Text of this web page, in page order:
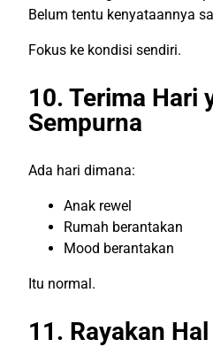
Belum tentu kenyataannya
Fokus ke kondisi sendiri.
10. Terima Hari
Sempurna
Ada hari dimana:
Anak rewel
Rumah berantakan
Mood berantakan
Itu normal.
11. Rayakan